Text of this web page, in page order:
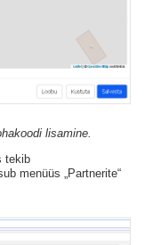
lisamine.
tekib
menüüs „Partnerite“